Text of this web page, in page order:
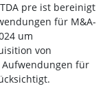
pre ist bereinigt
für M&A-
um
von
Aufwendungen für